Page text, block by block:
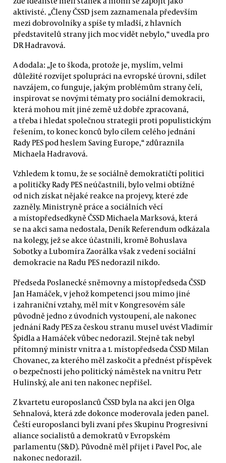
aktivisté. „Členy ČSSD jsem zaznamenala především
mezi dobrovolníky a spíše ty mladší, z hlavních
představitelů strany jich moc vidět nebylo,“ uvedla pro
DR Hadravová.
A dodala: „Je to škoda, protože je, myslím, velmi
důležité rozvíjet spolupráci na evropské úrovni, sdílet
navzájem, co funguje, jakým problémům strany čelí,
inspirovat se novými tématy pro sociální demokracii,
která mohou mít jiné země už dobře zpracovaná,
a třeba i hledat společnou strategii proti populistickým
řešením, to konec konců bylo cílem celého jednání
Rady PES pod heslem Saving Europe,“ zdůraznila
Michaela Hadravová.
Vzhledem k tomu, že se sociálně demokratičtí politici
a političky Rady PES neúčastnili, bylo velmi obtížné
od nich získat nějaké reakce na projevy, které zde
zazněly. Ministryně práce a sociálních věcí
a místopředsedkyně ČSSD Michaela Marksová, která
se na akci sama nedostala, Deník Referendum odkázala
na kolegy, jež se akce účastnili, kromě Bohuslava
Sobotky a Lubomíra Zaorálka však z vedení sociální
demokracie na Radu PES nedorazil nikdo.
Předseda Poslanecké sněmovny a místopředseda ČSSD
Jan Hamáček, v jehož kompetenci jsou mimo jiné
i zahraniční vztahy, měl mít v Kongresovém sále
původně jedno z úvodních vystoupení, ale nakonec
jednání Rady PES za českou stranu musel uvést Vladimír
Špidla a Hamáček vůbec nedorazil. Stejně tak nebyl
přítomný ministr vnitra a 1. místopředseda ČSSD Milan
Chovanec, za kterého měl zaskočit a přednést příspěvek
o bezpečnosti jeho politický náměstek na vnitru Petr
Hulinský, ale ani ten nakonec nepřišel.
Z kvartetu europoslanců ČSSD byla na akci jen Olga
Sehnalová, která zde dokonce moderovala jeden panel.
Čeští europoslanci byli zvaní přes Skupinu Progresivní
aliance socialistů a demokratů v Evropském
parlamentu (S&D). Původně měl přijet i Pavel Poc, ale
nakonec nedorazil.